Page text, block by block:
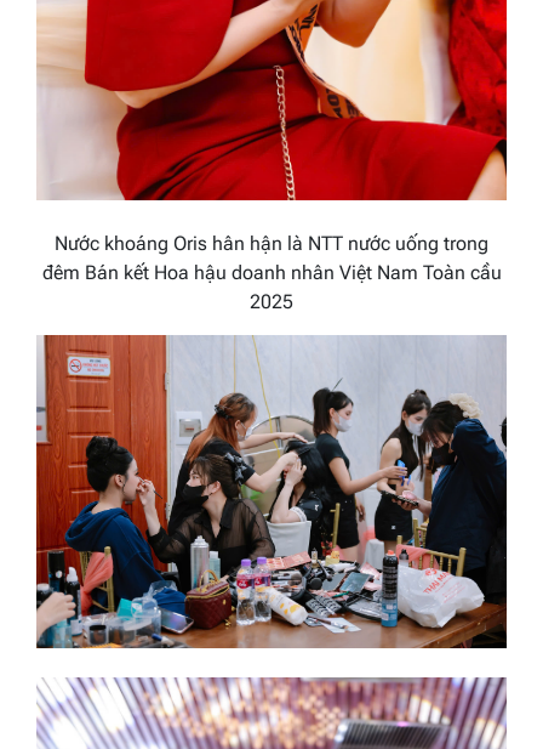
Nước khoáng Oris hân hận là NTT nước uống trong
đêm Bán kết Hoa hậu doanh nhân Việt Nam Toàn cầu
2025